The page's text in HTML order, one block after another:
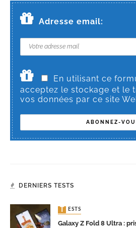
Adresse email:
En utilisant ce
acceptez le stockage et le
vos données par ce site
DERNIERS TESTS
TESTS
Galaxy Z Fold 8 Ultra :